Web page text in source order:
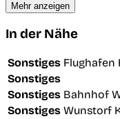
Mehr anzeigen
In der Nähe
Sonstiges Flughafen
Sonstiges
Sonstiges Bahnhof
Sonstiges Wunstorf